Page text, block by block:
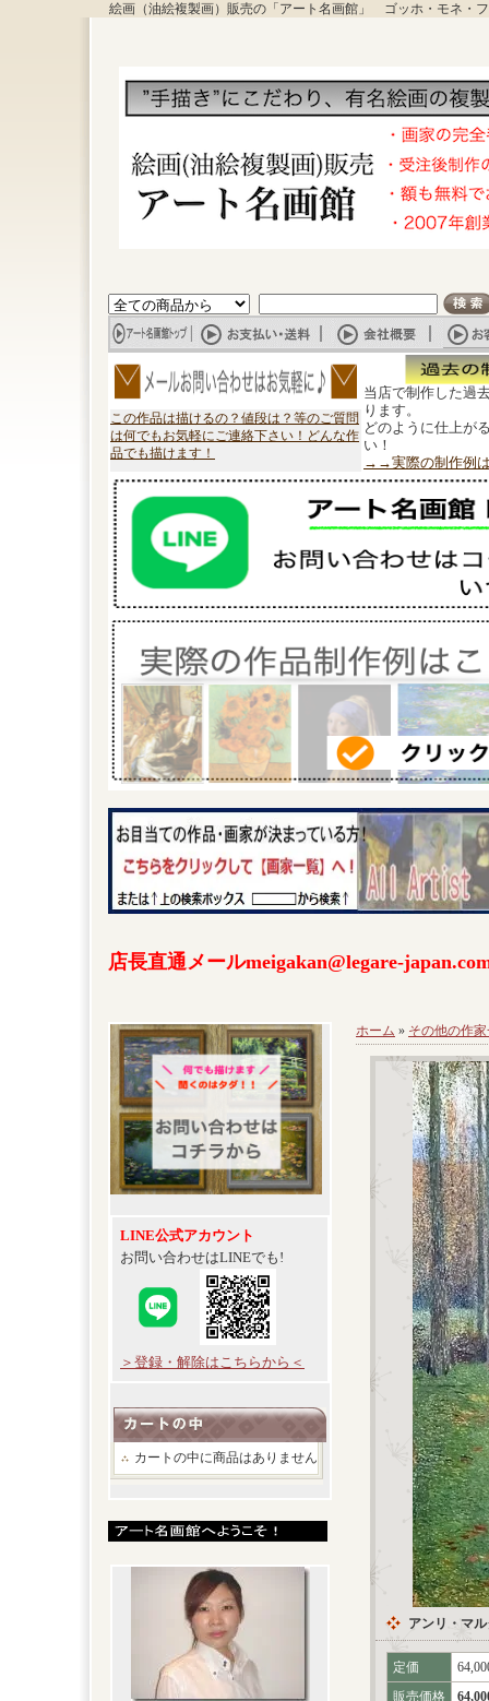
絵画（油絵複製画）販売の「アート名画館」 ゴッホ・モネ・
この作品は描けるの？値段は？等のご質問
は何でもお気軽にご連絡下さい！どんな作
品でも描けます！
当店で制作した過
ります。
どのように仕上が
い！
→→実際の制作例
店長直通メールmeigakan@legare-
LINE公式アカウント
お問い合わせはLINEでも!
＞登録・解除はこちらから＜
カートの中に商品はありません
ホーム » その他の作
アンリ・マ
定価
販売価格